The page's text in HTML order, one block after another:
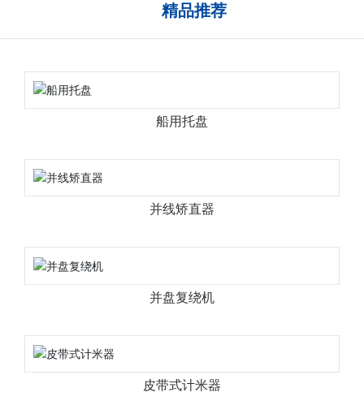
精品推荐
船用托盘
并线矫直器
并盘复绕机
皮带式计米器